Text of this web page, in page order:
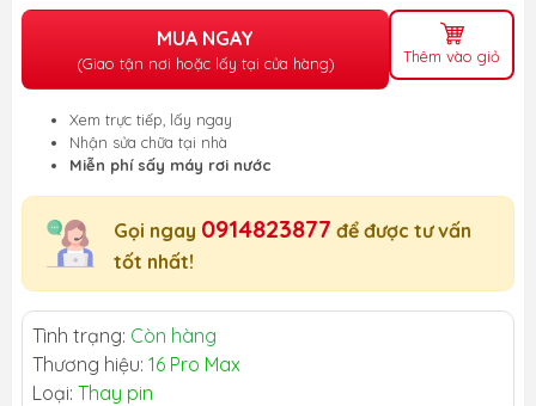
MUA NGAY
(Giao tận nơi hoặc lấy tại cửa hàng) Thêm vào giỏ
Xem trực tiếp, lấy ngay
Nhận sửa chữa tại nhà
Miễn phí sấy máy rơi nước
Gọi ngay 0914823877 để được tư vấn
tốt nhất!
Tình trạng: Còn hàng
Thương hiệu: 16 Pro Max
Loại: Thay pin